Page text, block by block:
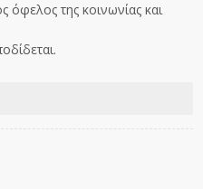
όφελος της κοινωνίας και